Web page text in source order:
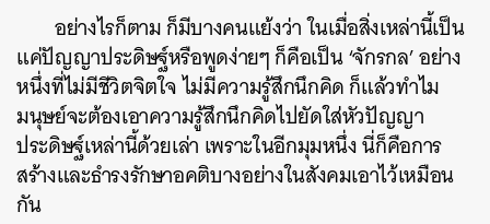
อย่างไรก็ตาม ก็มีบางคนแย้งว่า ในเมื่อสิ่งเหล่านี้เป็น
แค่ปัญญาประดิษฐ์หรือพูดง่ายๆ ก็คือเป็น ‘จักรกล’ อย่าง
หนึ่งที่ไม่มีชีวิตจิตใจ ไม่มีความรู้สึกนึกคิด ก็แล้วทำไม
มนุษย์จะต้องเอาความรู้สึกนึกคิดไปยัดใส่หัวปัญญา
ประดิษฐ์เหล่านี้ด้วยเล่า เพราะในอีกมุมหนึ่ง นี่ก็คือการ
สร้างและธำรงรักษาอคติบางอย่างในสังคมเอาไว้เหมือน
กัน